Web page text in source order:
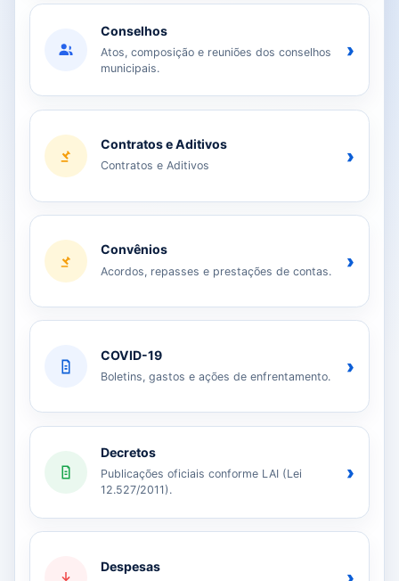
Conselhos
Atos, composição e reuniões dos conselhos
municipais.
›
Contratos e Aditivos
Contratos e Aditivos ›
Convênios
Acordos, repasses e prestações de contas. ›
COVID-19
Boletins, gastos e ações de enfrentamento. ›
Decretos
Publicações oficiais conforme LAI (Lei
12.527/2011).
›
Despesas